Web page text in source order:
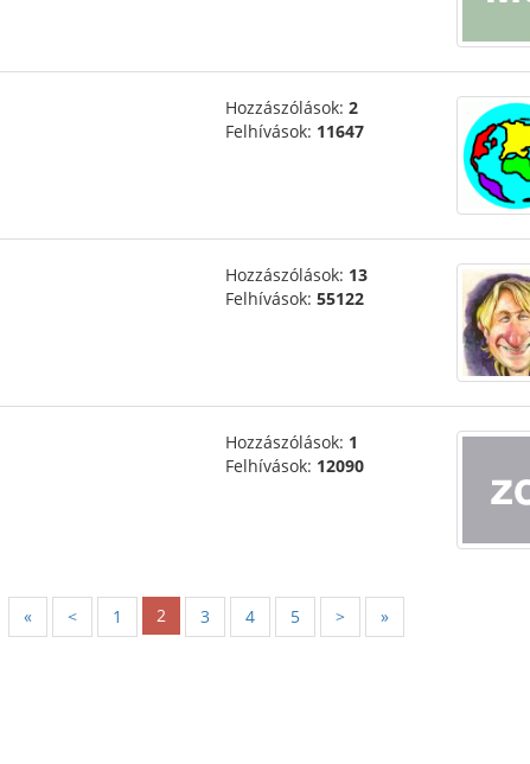
Hozzászólások: 2
Felhívások: 11647
Hozzászólások: 13
Felhívások: 55122
Hozzászólások: 1
Felhívások: 12090
« < 1 2 3 4 5 > »